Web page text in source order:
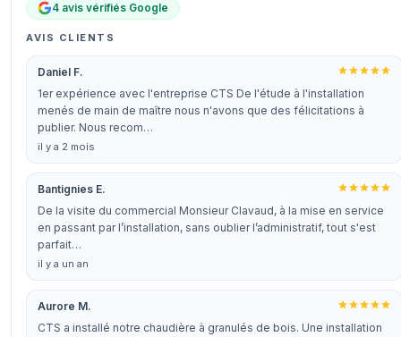
4 avis vérifiés Google
AVIS CLIENTS
Daniel F.
1er expérience avec l'entreprise CTS De l'étude à l'installation
menés de main de maître nous n'avons que des félicitations à
publier. Nous recom…
il y a 2 mois
Bantignies E.
De la visite du commercial Monsieur Clavaud, à la mise en service
en passant par l’installation, sans oublier l’administratif, tout s'est
parfait…
il y a un an
Aurore M.
CTS a installé notre chaudière à granulés de bois. Une installation